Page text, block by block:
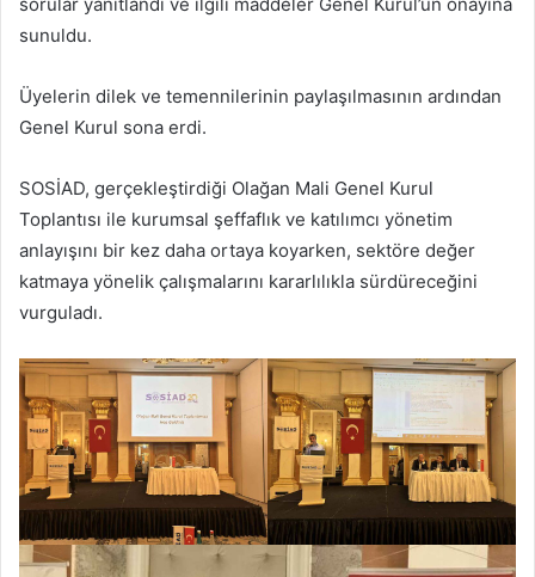
sunuldu.
Üyelerin dilek ve temennilerinin paylaşılmasının ardından
Genel Kurul sona erdi.
SOSİAD, gerçekleştirdiği Olağan Mali Genel Kurul
Toplantısı ile kurumsal şeffaflık ve katılımcı yönetim
anlayışını bir kez daha ortaya koyarken, sektöre değer
katmaya yönelik çalışmalarını kararlılıkla sürdüreceğini
vurguladı.